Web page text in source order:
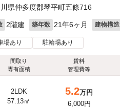
県仲多度郡琴平町五條716
2階建 築年数 21年6ヶ月 建物構造
場あり 駐輪場あり
間取り
専有面積
賃料
管理費等
2LDK
57.13㎡
5.2万円
6,000円